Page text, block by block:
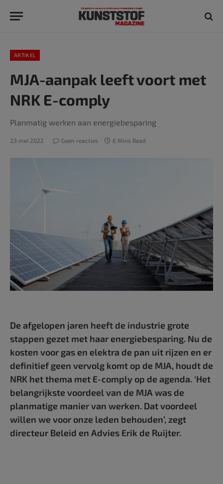
ARTIKEL
MJA-aanpak leeft voort met
NRK E-comply
Planmatig werken aan energiebesparing
23 mei 2022 Geen reacties 6 Mins Read
De afgelopen jaren heeft de industrie grote
stappen gezet met haar energiebesparing. Nu de
kosten voor gas en elektra de pan uit rijzen en er
definitief geen vervolg komt op de MJA, houdt de
NRK het thema met E-comply op de agenda. ‘Het
belangrijkste voordeel van de MJA was de
planmatige manier van werken. Dat voordeel
willen we voor onze leden behouden’, zegt
directeur Beleid en Advies Erik de Ruijter.